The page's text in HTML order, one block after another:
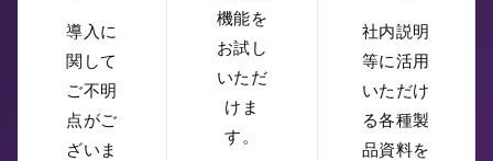
導入に
関して
ご不明
点がご
ざいま
機能を
お試し
いただ
けま
す。
社内説明
等に活用
いただけ
る各種製
品資料を